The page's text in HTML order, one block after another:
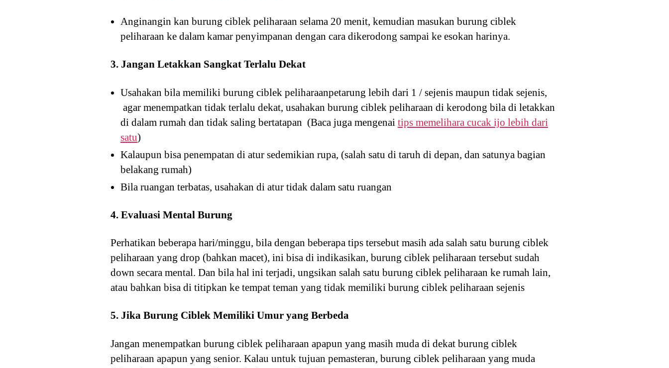
Anginangin kan burung ciblek peliharaan selama 20 menit, kemudian masukan burung ciblek
peliharaan ke dalam kamar penyimpanan dengan cara dikerodong sampai ke esokan harinya.
3. Jangan Letakkan Sangkat Terlalu Dekat
Usahakan bila memiliki burung ciblek peliharaanpetarung lebih dari 1 / sejenis maupun tidak sejenis,
agar menempatkan tidak terlalu dekat, usahakan burung ciblek peliharaan di kerodong bila di letakkan
di dalam rumah dan tidak saling bertatapan (Baca juga mengenai tips memelihara cucak ijo lebih dari
satu)
Kalaupun bisa penempatan di atur sedemikian rupa, (salah satu di taruh di depan, dan satunya bagian
belakang rumah)
Bila ruangan terbatas, usahakan di atur tidak dalam satu ruangan
4. Evaluasi Mental Burung
Perhatikan beberapa hari/minggu, bila dengan beberapa tips tersebut masih ada salah satu burung ciblek
peliharaan yang drop (bahkan macet), ini bisa di indikasikan, burung ciblek peliharaan tersebut sudah
down secara mental. Dan bila hal ini terjadi, ungsikan salah satu burung ciblek peliharaan ke rumah lain,
atau bahkan bisa di titipkan ke tempat teman yang tidak memiliki burung ciblek peliharaan sejenis
5. Jika Burung Ciblek Memiliki Umur yang Berbeda
Jangan menempatkan burung ciblek peliharaan apapun yang masih muda di dekat burung ciblek
peliharaan apapun yang senior. Kalau untuk tujuan pemasteran, burung ciblek peliharaan yang muda